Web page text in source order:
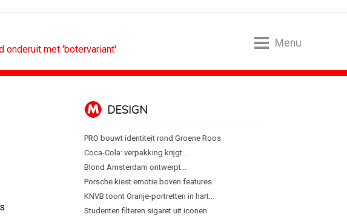
onderuit met 'botervariant'
Menu
met...
DESIGN
PRO bouwt identiteit rond Groene Roos
Coca-Cola: verpakking krijgt...
Blond Amsterdam ontwerpt...
Porsche kiest emotie boven features
KNVB toont Oranje-portretten in hart...
Studenten filteren sigaret uit iconen